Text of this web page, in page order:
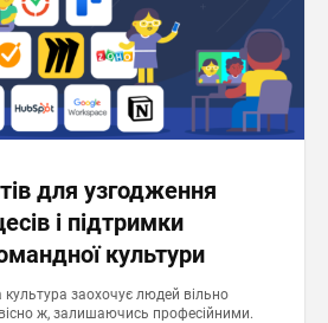
для узгодження
і підтримки
культури
заохочує людей вільно
ж, залишаючись професійними.